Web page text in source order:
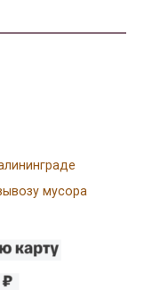
мусора